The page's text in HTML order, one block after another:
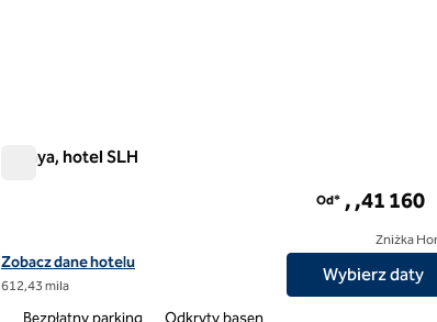
Amaya, hotel SLH
Zobacz szczegóły hotelu Amaya, SLH
Zobacz dane hotelu
612,43 mila
Od* , ,41 160
Zniżka
Wybierz daty